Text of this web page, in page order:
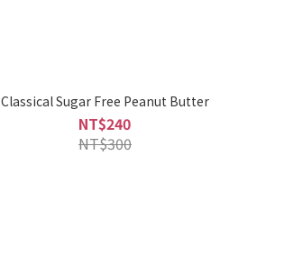
Classical Sugar Free Peanut Butter
NT$240
NT$300